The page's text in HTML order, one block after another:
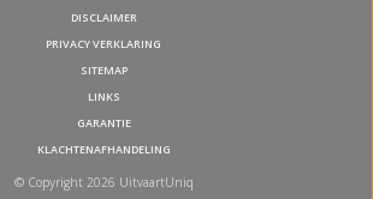
DISCLAIMER
PRIVACY VERKLARING
SITEMAP
LINKS
GARANTIE
KLACHTENAFHANDELING
© Copyright 2026 UitvaartUniq